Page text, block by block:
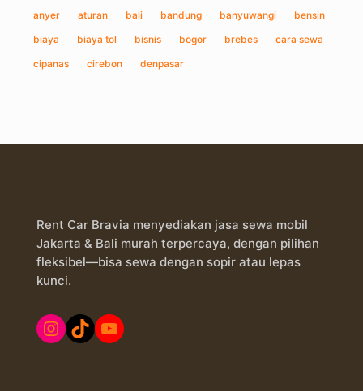
anyer aturan bali bandung banyuwangi
bensin
biaya
biaya tol bisnis bogor brebes
cara sewa
cipanas
cirebon denpasar
Rent Car Bravia menyediakan jasa sewa mobil
Jakarta & Bali murah terpercaya, dengan pilihan
fleksibel—bisa sewa dengan sopir atau lepas
kunci.
Instagram
TikTokYouTube